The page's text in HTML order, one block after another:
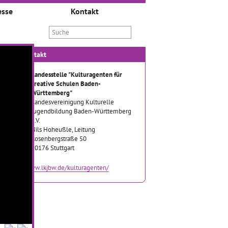
Kontakt
Kontakt
Landesstelle "Kulturagenten für
kreative Schulen Baden-
Württemberg"
Landesvereinigung Kulturelle
Jugendbildung Baden-Württemberg
e.V.
Nils Hoheußle, Leitung
Rosenbergstraße 50
70176 Stuttgart
www.lkjbw.de/kulturagenten/